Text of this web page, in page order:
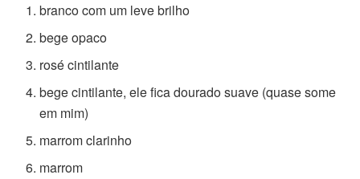
branco com um leve brilho
bege opaco
rosé cintilante
bege cintilante, ele fica dourado suave (quase some
em mim)
marrom clarinho
marrom